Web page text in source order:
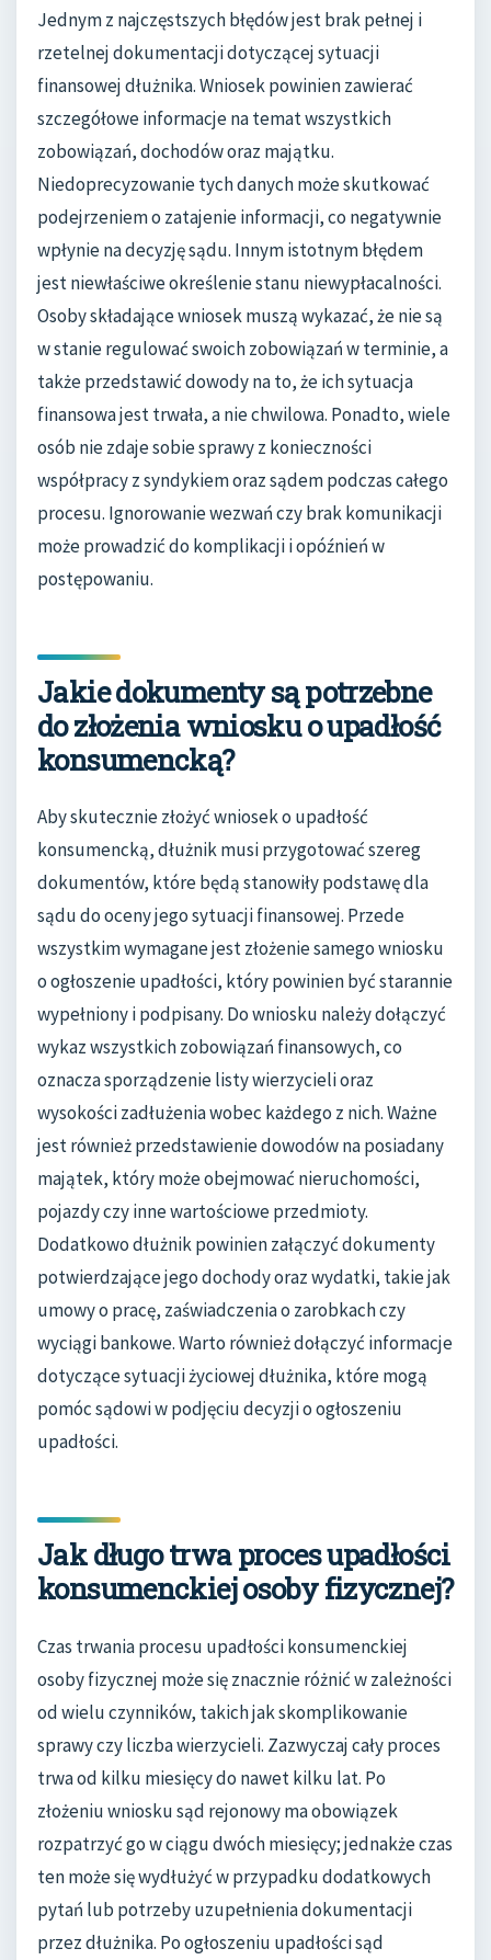
Jednym z najczęstszych błędów jest brak pełnej i
rzetelnej dokumentacji dotyczącej sytuacji
finansowej dłużnika. Wniosek powinien zawierać
szczegółowe informacje na temat wszystkich
zobowiązań, dochodów oraz majątku.
Niedoprecyzowanie tych danych może skutkować
podejrzeniem o zatajenie informacji, co negatywnie
wpłynie na decyzję sądu. Innym istotnym błędem
jest niewłaściwe określenie stanu niewypłacalności.
Osoby składające wniosek muszą wykazać, że nie są
w stanie regulować swoich zobowiązań w terminie, a
także przedstawić dowody na to, że ich sytuacja
finansowa jest trwała, a nie chwilowa. Ponadto, wiele
osób nie zdaje sobie sprawy z konieczności
współpracy z syndykiem oraz sądem podczas całego
procesu. Ignorowanie wezwań czy brak komunikacji
może prowadzić do komplikacji i opóźnień w
postępowaniu.
Jakie dokumenty są potrzebne
do złożenia wniosku o upadłość
konsumencką?
Aby skutecznie złożyć wniosek o upadłość
konsumencką, dłużnik musi przygotować szereg
dokumentów, które będą stanowiły podstawę dla
sądu do oceny jego sytuacji finansowej. Przede
wszystkim wymagane jest złożenie samego wniosku
o ogłoszenie upadłości, który powinien być starannie
wypełniony i podpisany. Do wniosku należy dołączyć
wykaz wszystkich zobowiązań finansowych, co
oznacza sporządzenie listy wierzycieli oraz
wysokości zadłużenia wobec każdego z nich. Ważne
jest również przedstawienie dowodów na posiadany
majątek, który może obejmować nieruchomości,
pojazdy czy inne wartościowe przedmioty.
Dodatkowo dłużnik powinien załączyć dokumenty
potwierdzające jego dochody oraz wydatki, takie jak
umowy o pracę, zaświadczenia o zarobkach czy
wyciągi bankowe. Warto również dołączyć informacje
dotyczące sytuacji życiowej dłużnika, które mogą
pomóc sądowi w podjęciu decyzji o ogłoszeniu
upadłości.
Jak długo trwa proces upadłości
konsumenckiej osoby fizycznej?
Czas trwania procesu upadłości konsumenckiej
osoby fizycznej może się znacznie różnić w zależności
od wielu czynników, takich jak skomplikowanie
sprawy czy liczba wierzycieli. Zazwyczaj cały proces
trwa od kilku miesięcy do nawet kilku lat. Po
złożeniu wniosku sąd rejonowy ma obowiązek
rozpatrzyć go w ciągu dwóch miesięcy; jednakże czas
ten może się wydłużyć w przypadku dodatkowych
pytań lub potrzeby uzupełnienia dokumentacji
przez dłużnika. Po ogłoszeniu upadłości sąd